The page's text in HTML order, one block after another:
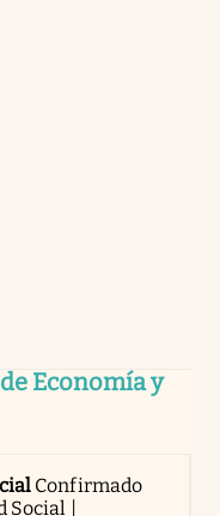
Economía y
Confirmado
Social |